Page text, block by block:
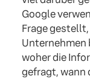
Google
Frage
Unternehmen
woher die
gefragt, wann